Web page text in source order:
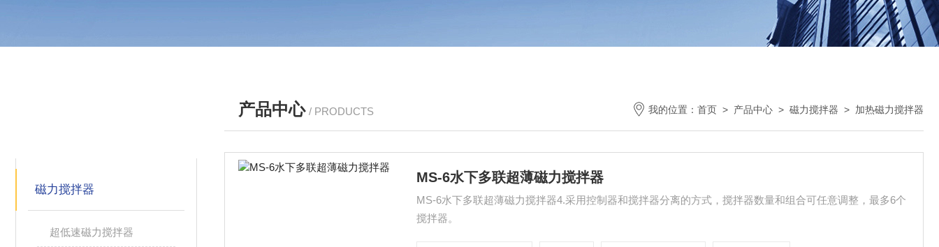
磁力搅拌器
超低速磁力搅拌器
产品中心 / PRODUCTS 我的位置： 首页 > 产品中心 > 磁力搅拌器 > 加热磁力搅拌器
MS-6水下多联超薄磁力搅拌器
MS-6水下多联超薄磁力搅拌器4.采用控制器和搅拌器分离的方式，搅拌器数量和组合可任意调整，最多6个
搅拌器。